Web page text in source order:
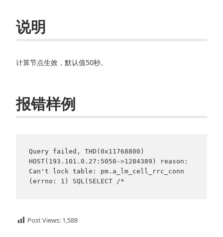
说明
计算节点生效，默认值50秒。
报错样例
Query failed, THD(0x11768800)
HOST(193.101.0.27:5050->1284389) reason:
Can't lock table: pm.a_lm_cell_rrc_conn
(errno: 1) SQL(SELECT /*
Post Views: 1,588